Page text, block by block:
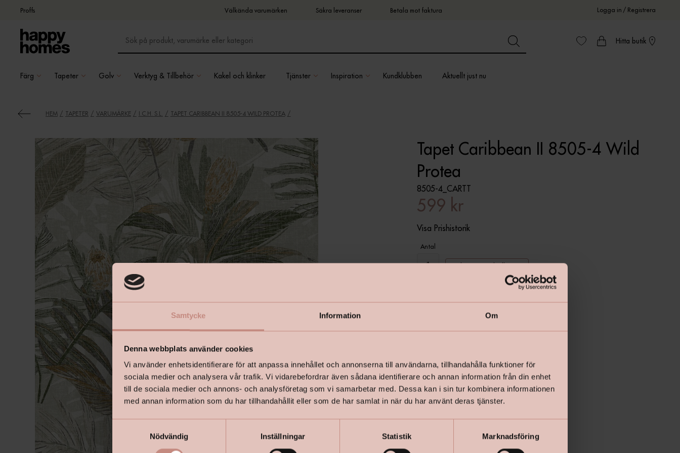
Samtycke Information Om
Denna webbplats använder cookies
Vi använder enhetsidentifierare för att anpassa innehållet och annonserna till användarna, tillhandahålla funktioner för
sociala medier och analysera vår trafik. Vi vidarebefordrar även sådana identifierare och annan information från din enhet
till de sociala medier och annons- och analysföretag som vi samarbetar med. Dessa kan i sin tur kombinera informationen
med annan information som du har tillhandahållit eller som de har samlat in när du har använt deras tjänster.
Nödvändig Inställningar Statistik Marknadsföring
Proffs Välkända varumärken Säkra leveranser Betala mot faktura Logga in / Registrera
Hitta butik
Färg Tapeter Golv Verktyg & Tillbehör Kakel och klinker Tjänster Inspiration Kundklubben Aktuellt just nu
HEM TAPETER VARUMÄRKE I.C.H. S.L. TAPET CARIBBEAN II 8505-4 WILD PROTEA
Tapet Caribbean II 8505-4 Wild
Protea
8505-4_CARTT
599 kr
Visa Prishistorik
Antal
Räkna ut antal rullar
Lägg i varukorgen
I lager